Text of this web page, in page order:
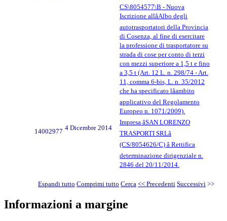
CS\8054577\B - Nuova
Iscrizione allâAlbo degli
autotrasportatori della Provincia
di Cosenza, al fine di esercitare
la professione di trasportatore su
strada di cose per conto di terzi
con mezzi superiore a 1,5 t e fino
a 3,5 t (Art. 12 L. n. 298/74 - Art.
11, comma 6-bis, L. n. 35/2012
che ha specificato lâambito
applicativo del Regolamento
Europeo n. 1071/2009).
14002977 4 Dicembre 2014
Impresa âSAN LORENZO
TRASPORTI SRLâ
(CS/8054626/C) â Rettifica
determinazione dirigenziale n.
2846 del 20/11/2014.
Espandi tutto Comprimi tutto Cerca << Precedenti Successivi >>
Informazioni a margine